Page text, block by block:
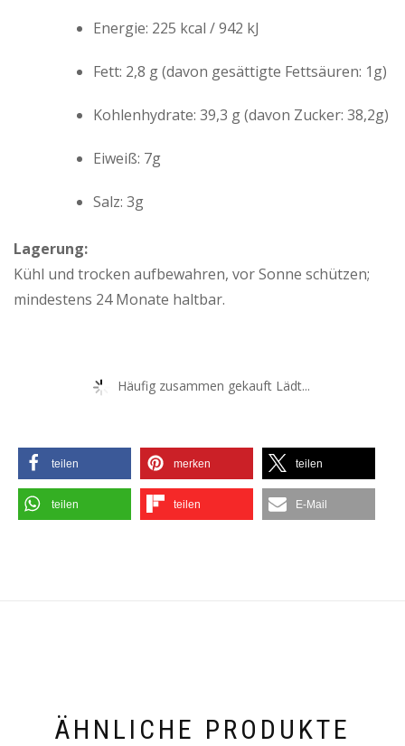
Energie: 225 kcal / 942 kJ
Fett: 2,8 g (davon gesättigte Fettsäuren: 1g)
Kohlenhydrate: 39,3 g (davon Zucker: 38,2g)
Eiweiß: 7g
Salz: 3g
Lagerung:
Kühl und trocken aufbewahren, vor Sonne schützen;
mindestens 24 Monate haltbar.
Häufig zusammen gekauft Lädt...
teilen merken teilen
teilen teilen E-Mail
ÄHNLICHE PRODUKTE